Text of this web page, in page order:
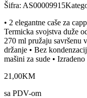
Šifra: AS00009915
• 2 elegantne caše za
Termicka svojstva duže
270 ml pružaju savršenu
držanje • Bez
mašini za sude •
21 ,00KM
sa PDV-om